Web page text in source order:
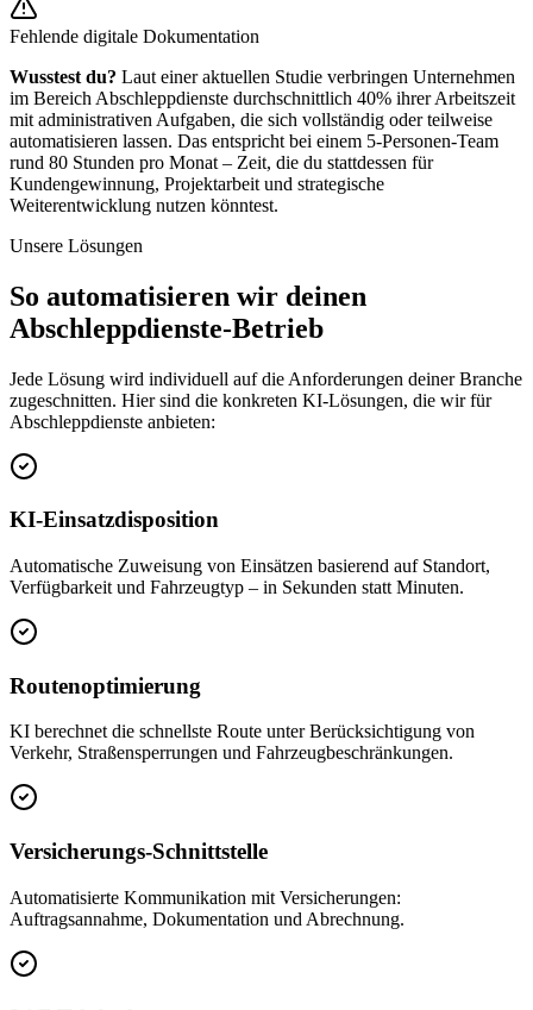
Fehlende digitale Dokumentation
Wusstest du? Laut einer aktuellen Studie verbringen Unternehmen
im Bereich Abschleppdienste durchschnittlich 40% ihrer Arbeitszeit
mit administrativen Aufgaben, die sich vollständig oder teilweise
automatisieren lassen. Das entspricht bei einem 5-Personen-Team
rund 80 Stunden pro Monat – Zeit, die du stattdessen für
Kundengewinnung, Projektarbeit und strategische
Weiterentwicklung nutzen könntest.
Unsere Lösungen
So automatisieren wir deinen
Abschleppdienste-Betrieb
Jede Lösung wird individuell auf die Anforderungen deiner Branche
zugeschnitten. Hier sind die konkreten KI-Lösungen, die wir für
Abschleppdienste anbieten:
KI-Einsatzdisposition
Automatische Zuweisung von Einsätzen basierend auf Standort,
Verfügbarkeit und Fahrzeugtyp – in Sekunden statt Minuten.
Routenoptimierung
KI berechnet die schnellste Route unter Berücksichtigung von
Verkehr, Straßensperrungen und Fahrzeugbeschränkungen.
Versicherungs-Schnittstelle
Automatisierte Kommunikation mit Versicherungen:
Auftragsannahme, Dokumentation und Abrechnung.